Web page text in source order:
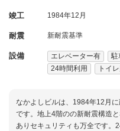
竣工 1984年12月
耐震 新耐震基準
設備 エレベーター有 駐
24時間利用
トイ
なかよしビルは、1984年12月
です。地上4階のの新耐震構造
ありセキュリティも万全です。